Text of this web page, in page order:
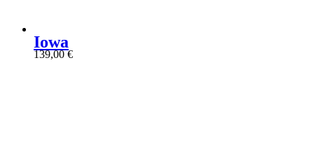
Iowa
139,00€